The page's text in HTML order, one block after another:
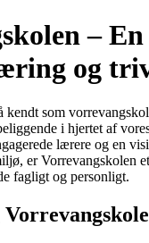
–
og
kendt som
i hjertet af
lærere og en
er Vorrevangskolen
fagligt og personligt.